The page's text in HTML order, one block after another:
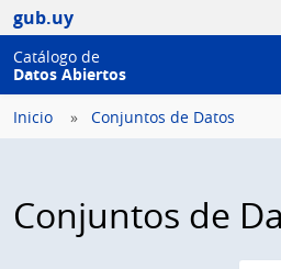
gub.uy
Catálogo de
Datos Abiertos
Inicio Conjuntos de Datos
Conjuntos de